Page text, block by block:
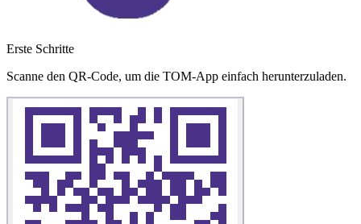
Erste Schritte
Scanne den QR-Code, um die TOM-App einfach herunterzuladen.